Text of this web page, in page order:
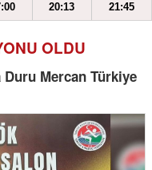
20:13 21:45
OLDU
Duru Mercan Türkiye